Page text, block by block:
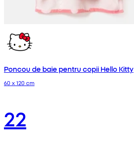
Poncou de baie pentru copii Hello Kitty
60 x 120 cm
22